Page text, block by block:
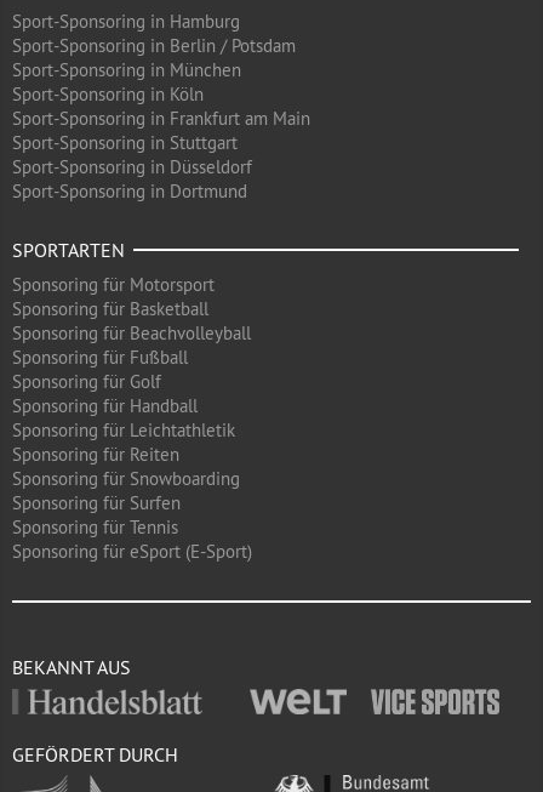
Sport-Sponsoring in Hamburg
Sport-Sponsoring in Berlin / Potsdam
Sport-Sponsoring in München
Sport-Sponsoring in Köln
Sport-Sponsoring in Frankfurt am Main
Sport-Sponsoring in Stuttgart
Sport-Sponsoring in Düsseldorf
Sport-Sponsoring in Dortmund
SPORTARTEN
Sponsoring für Motorsport
Sponsoring für Basketball
Sponsoring für Beachvolleyball
Sponsoring für Fußball
Sponsoring für Golf
Sponsoring für Handball
Sponsoring für Leichtathletik
Sponsoring für Reiten
Sponsoring für Snowboarding
Sponsoring für Surfen
Sponsoring für Tennis
Sponsoring für eSport (E-Sport)
BEKANNT AUS
GEFÖRDERT DURCH